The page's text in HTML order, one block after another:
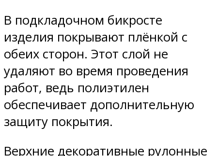
В подкладочном бикросте
изделия покрывают плёнкой с
обеих сторон. Этот слой не
удаляют во время проведения
работ, ведь полиэтилен
обеспечивает дополнительную
защиту покрытия.
Верхние декоративные рулонные